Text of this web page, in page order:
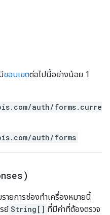
ขอบเขตต่อไปนี้อย่างน้อย 1
auth/forms.curre
auth/forms
ายการช่องทําเครื่องหมายนี้
ย์ String[] ที่มีค่าที่ต้องตรวจ